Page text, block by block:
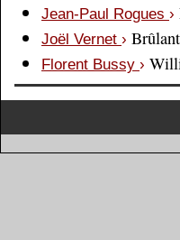
Jean-Paul Rogues ›
Joël Vernet ›
Florent Bussy ›